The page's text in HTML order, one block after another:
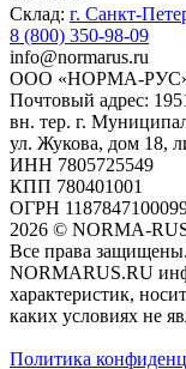
Склад: г. Санкт-
8 (800) 350-98-09
info@normarus.ru
ООО «НОРМА-
Почтовый адрес:
вн. тер. г.
ул. Жукова, дом 18,
ИНН 7805725549
КПП 780401001
ОГРН
2026 © NORMA-
Все права
NORMARUS.RU
характеристик,
каких условиях не
Политика